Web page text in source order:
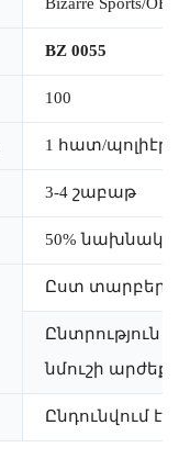
BZ 0055
100
1 հատ/
3-4 շաբաթ
50%
Ըստ
Ընտրություն
նմուշի
Ընդունվում է